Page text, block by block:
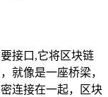
接口,它将区块链
就像是一座桥梁，
连接在一起，区块